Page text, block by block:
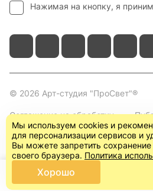
Нажимая на кнопку, я
© 2026 Арт-студия "ПроСвет"®
Соглашение на обработку
персональных данных
Главная Каталог
Мы используем cookies и
для персонализации сервисов и
Вы можете запретить
своего браузера. Политика
Хорошо